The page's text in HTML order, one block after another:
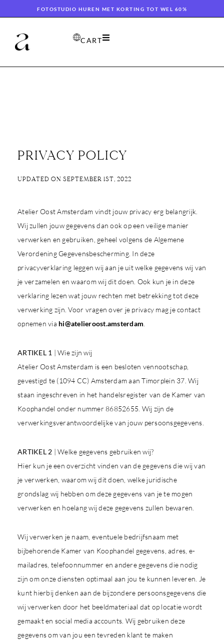
FOTOSTUDIO HUREN MET KORTING TOT WEL 60%
CART
PRIVACY POLICY
UPDATED ON SEPTEMBER 1ST, 2022
Atelier Oost Amsterdam vindt jouw privacy erg belangrijk.
Wij zullen jouw gegevens dan ook op een veilige manier
verwerken en gebruiken, geheel volgens de Algemene
Verordening Gegevensbescherming. In deze
privacyverklaring leggen wij aan je uit welke gegevens wij van
je verzamelen en waarom wij dit doen. Ook kun je in deze
verklaring lezen wat jouw rechten met betrekking tot deze
verwerking zijn. Voor vragen over je privacy mag je contact
opnemen via hi@atelieroost.amsterdam
ARTIKEL 1 | Wie zijn wij
Atelier Oost Amsterdam is een besloten vennootschap,
gevestigd te (1094 CC) Amsterdam aan Timorplein 37. Wij
staan ingeschreven in het handelsregister van de Kamer van
Koophandel onder nummer 86852655. Wij zijn de
verwerkingsverantwoordelijke van jouw persoonsgegevens.
ARTIKEL 2 | Welke gegevens gebruiken wij?
Hier kun je een overzicht vinden van de gegevens die wij van
je verwerken, waarom wij dit doen, welke juridische
grondslag wij hebben om deze gegevens van je te mogen
verwerken en hoelang wij deze gegevens zullen bewaren.
Wij verwerken je naam, eventuele bedrijfsnaam met
bijbehorende Kamer van Koophandel gegevens, adres, e-
mailadres, telefoonnummer en andere gegevens die nodig
zijn om onze diensten optimaal aan jou te kunnen leveren. Je
kunt hierbij denken aan de bijzondere persoonsgegevens die
wij verwerken door het beeldmateriaal dat op locatie wordt
gemaakt en social media accounts. Wij gebruiken deze
gegevens om van jou een tevreden klant te maken